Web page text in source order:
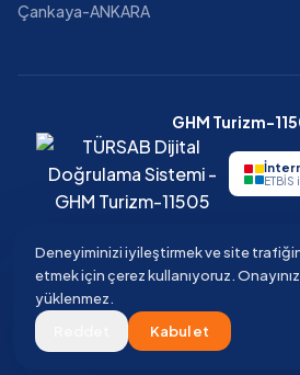
Çankaya-ANKARA
GHM Turizm-
2026 Tourperia Seyahat Acentesi
GHM Turizm · TÜRSAB Belge No 11505 ·
Deneyiminizi iyileştirmek ve site
etmek için çerez kullanıyoruz.
yüklenmez.
Kabul et